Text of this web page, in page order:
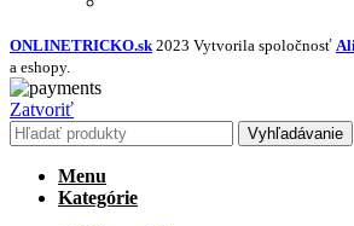
ONLINETRICKO.sk 2023 Vytvorila spoločnosť
a eshopy.
Zatvoriť
Vyhľadávanie
Menu
Kategórie